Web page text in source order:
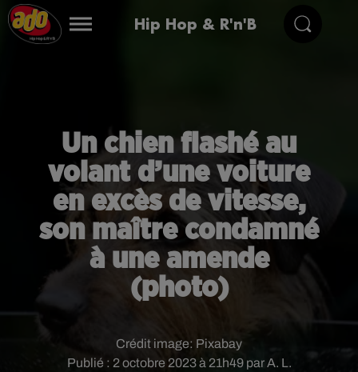
Hip Hop & R'n'B
Un chien flashé au
volant d’une voiture
en excès de vitesse,
son maître condamné
à une amende
(photo)
Publié : 2 octobre 2023 à 21h49 par A. L.
Crédit image: Pixabay